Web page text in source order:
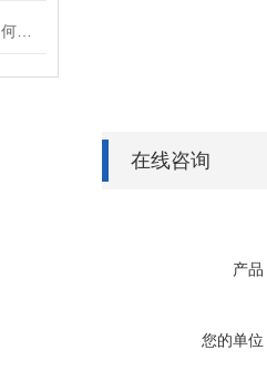
在线咨询
产品
您的单位